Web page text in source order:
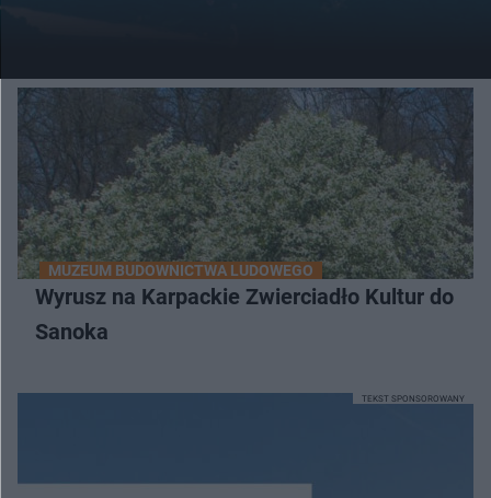
MUZEUM BUDOWNICTWA LUDOWEGO
Wyrusz na Karpackie Zwierciadło Kultur do
Sanoka
TEKST SPONSOROWANY